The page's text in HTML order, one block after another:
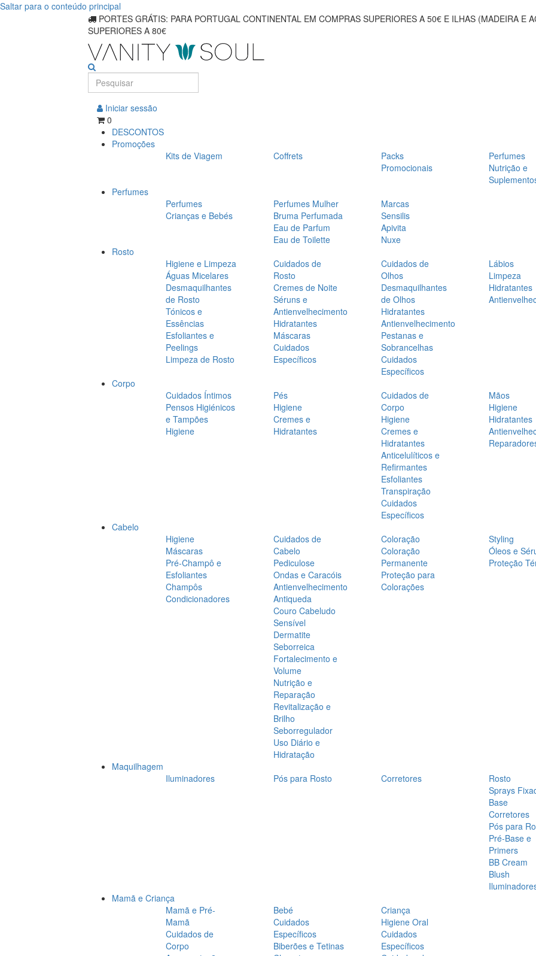
Saltar para o conteúdo principal
Principais PORTES GRÁTIS: PARA PORTUGAL CONTINENTAL EM COMPRAS SUPERIORES A 50€ E ILHAS (MADEIRA E
SUPERIORES A 80€
Iniciar sessão
0
DESCONTOS
Promoções
Kits de Viagem
Coffrets
Packs
Promocionais
Perfumes
Nutrição e
Perfumes
Perfumes
Crianças e Bebés
Perfumes Mulher
Bruma Perfumada
Eau de Parfum
Eau de Toilette
Marcas
Sensilis
Apivita
Nuxe
Rosto
Higiene e Limpeza
Águas Micelares
Desmaquilhantes
de Rosto
Tónicos e
Essências
Esfoliantes e
Peelings
Limpeza de Rosto
Cuidados de
Rosto
Cremes de Noite
Séruns e
Antienvelhecimento
Hidratantes
Máscaras
Cuidados
Específicos
Cuidados de
Olhos
Desmaquilhantes
de Olhos
Hidratantes
Antienvelhecimento
Pestanas e
Sobrancelhas
Cuidados
Específicos
Lábios
Limpeza
Hidratantes
Corpo
Cuidados Íntimos
Pensos Higiénicos
e Tampões
Higiene
Pés
Higiene
Cremes e
Hidratantes
Cuidados de
Corpo
Higiene
Cremes e
Hidratantes
Anticelulíticos e
Refirmantes
Esfoliantes
Transpiração
Cuidados
Específicos
Mãos
Higiene
Hidratantes
Cabelo
Higiene
Máscaras
Pré-Champô e
Esfoliantes
Champôs
Condicionadores
Cuidados de
Cabelo
Pediculose
Ondas e Caracóis
Antienvelhecimento
Antiqueda
Couro Cabeludo
Sensível
Dermatite
Seborreica
Fortalecimento e
Volume
Nutrição e
Reparação
Revitalização e
Brilho
Seborregulador
Uso Diário e
Hidratação
Coloração
Coloração
Permanente
Proteção para
Colorações
Styling
Óleos e
Proteção
Maquilhagem
Iluminadores
Pós para Rosto Corretores
Rosto
Sprays
Base
Corretores
Pós para
Pré-Base e
Primers
BB Cream
Blush
Mamã e Criança
Mamã e Pré-
Mamã
Cuidados de
Corpo
Bebé
Cuidados
Específicos
Biberões e Tetinas
Criança
Higiene Oral
Cuidados
Específicos